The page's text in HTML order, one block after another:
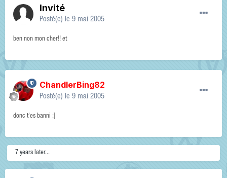
Invité
Posté(e) le 9 mai 2005
ben non mon cher!! et
ChandlerBing82
Posté(e) le 9 mai 2005
donc t'es banni :]
7 years later...